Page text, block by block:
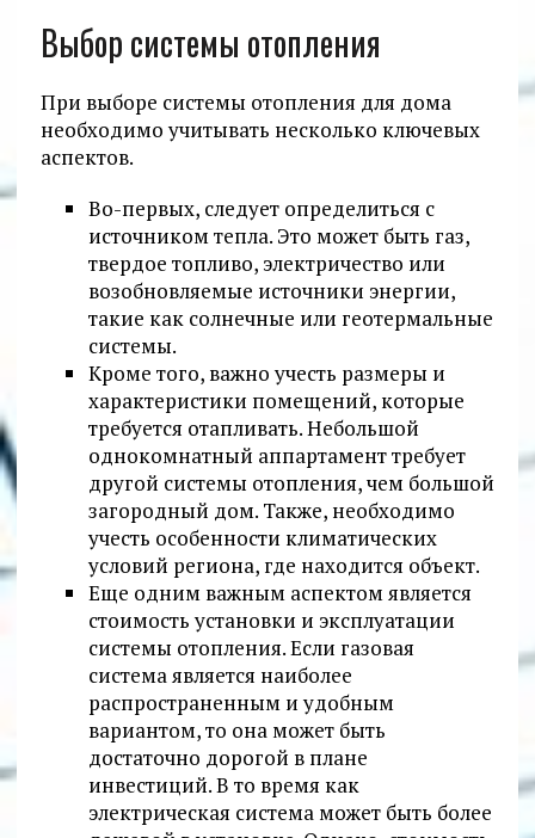
Выбор системы отопления
При выборе системы отопления для дома
необходимо учитывать несколько ключевых
аспектов.
Во-первых, следует определиться с
источником тепла. Это может быть газ,
твердое топливо, электричество или
возобновляемые источники энергии,
такие как солнечные или геотермальные
системы.
Кроме того, важно учесть размеры и
характеристики помещений, которые
требуется отапливать. Небольшой
однокомнатный аппартамент требует
другой системы отопления, чем большой
загородный дом. Также, необходимо
учесть особенности климатических
условий региона, где находится объект.
Еще одним важным аспектом является
стоимость установки и эксплуатации
системы отопления. Если газовая
система является наиболее
распространенным и удобным
вариантом, то она может быть
достаточно дорогой в плане
инвестиций. В то время как
электрическая система может быть более